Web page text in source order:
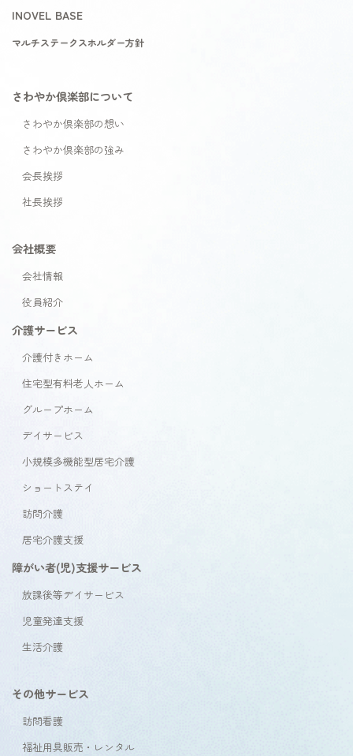
INOVEL BASE
マルチステークスホルダー方針
さわやか倶楽部について
さわやか倶楽部の想い
さわやか倶楽部の強み
会長挨拶
社長挨拶
会社概要
会社情報
役員紹介
介護サービス
介護付きホーム
住宅型有料老人ホーム
グループホーム
デイサービス
小規模多機能型居宅介護
ショートステイ
訪問介護
居宅介護支援
障がい者(児)支援サービス
放課後等デイサービス
児童発達支援
生活介護
その他サービス
訪問看護
福祉用具販売・レンタル